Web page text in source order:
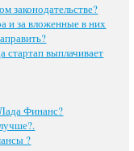
законодательстве?
и за вложенные в них
стартап выплачивает
Финанс?
?